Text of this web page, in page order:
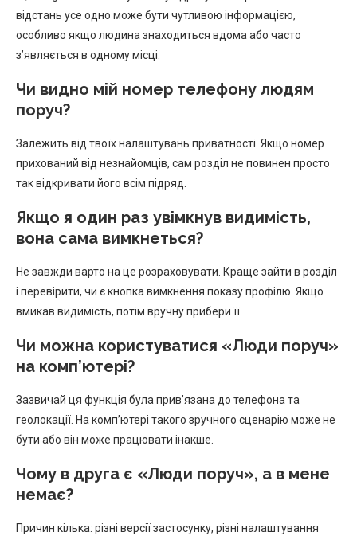
відстань усе одно може бути чутливою інформацією,
особливо якщо людина знаходиться вдома або часто
з’являється в одному місці.
Чи видно мій номер телефону людям
поруч?
Залежить від твоїх налаштувань приватності. Якщо номер
прихований від незнайомців, сам розділ не повинен просто
так відкривати його всім підряд.
Якщо я один раз увімкнув видимість,
вона сама вимкнеться?
Не завжди варто на це розраховувати. Краще зайти в розділ
і перевірити, чи є кнопка вимкнення показу профілю. Якщо
вмикав видимість, потім вручну прибери її.
Чи можна користуватися «Люди поруч»
на комп’ютері?
Зазвичай ця функція була прив’язана до телефона та
геолокації. На комп’ютері такого зручного сценарію може не
бути або він може працювати інакше.
Чому в друга є «Люди поруч», а в мене
немає?
Причин кілька: різні версії застосунку, різні налаштування